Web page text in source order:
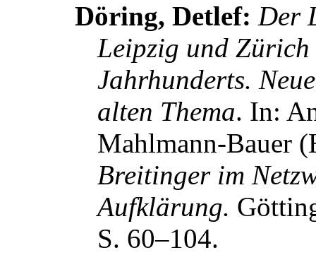
Döring, Detlef: Der
Leipzig und
Jahrhunderts.
alten Thema. In:
Mahlmann-Bauer
Breitinger im
Aufklärung.
S. 60–104.